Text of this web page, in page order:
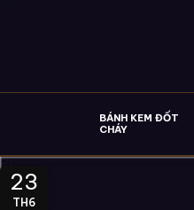
BÁNH KEM ĐỐT
CHÁY
23
TH6